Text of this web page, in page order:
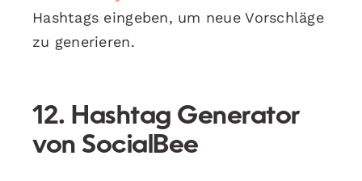
Hashtags eingeben, um neue Vorschläge
zu generieren.
12. Hashtag Generator
von SocialBee